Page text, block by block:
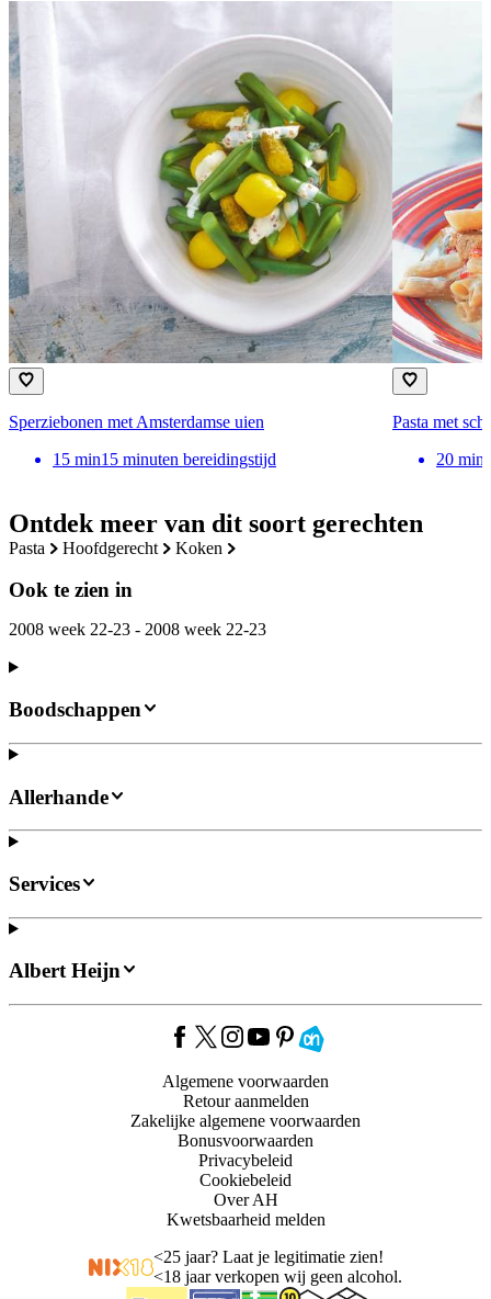
Ontdek meer van dit soort gerechten
pasta hoofdgerecht koken
Ook te zien in
2008 week 22-23 - 2008 week 22-23
Sperziebonen met Amsterdamse uien
15 min15 minuten bereidingstijd
Pasta met
20 min
Boodschappen
Allerhande
Services
Albert Heijn
Algemene voorwaarden
Retour aanmelden
Zakelijke algemene voorwaarden
Bonusvoorwaarden
Privacybeleid
Cookiebeleid
Over AH
Kwetsbaarheid melden
<25 jaar? Laat je legitimatie zien!
<18 jaar verkopen wij geen alcohol.